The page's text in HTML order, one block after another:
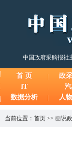
中国政府采购报社
首 页 政
IT
数据分析
人
当前位置： 首页 >> 画说